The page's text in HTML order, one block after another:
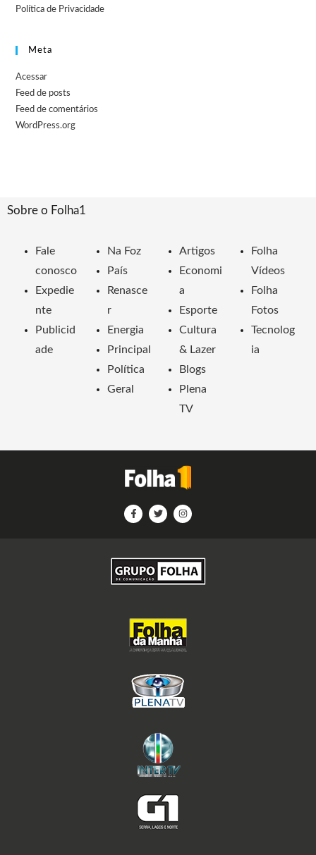
Política de Privacidade
Meta
Acessar
Feed de posts
Feed de comentários
WordPress.org
Sobre o Folha1
Fale
conosco
Expedie
nte
Publicid
ade
Na Foz
País
Renasce
r
Energia
Principal
Política
Geral
Artigos
Economi
a
Esporte
Cultura
& Lazer
Blogs
Plena
TV
Folha
Vídeos
Folha
Fotos
Tecnolog
ia